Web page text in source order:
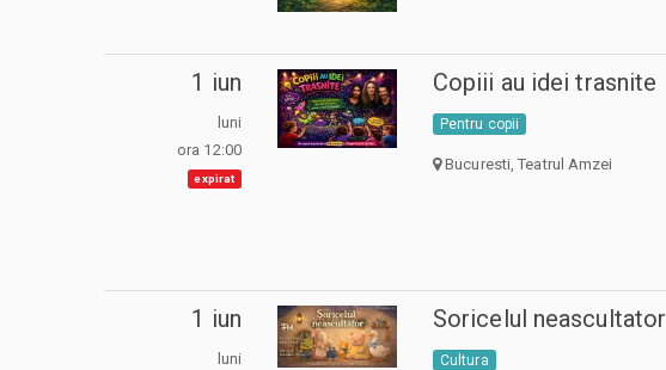
1 iun
luni
ora 12:00
expirat
Copiii au idei trasnite
Pentru copii
Bucuresti, Teatrul Amzei
1 iun
luni
Soricelul neascultator
Cultura